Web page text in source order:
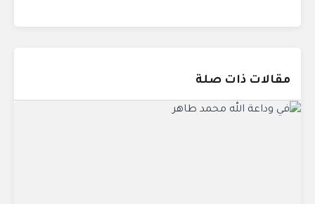
مقالات ذات صلة